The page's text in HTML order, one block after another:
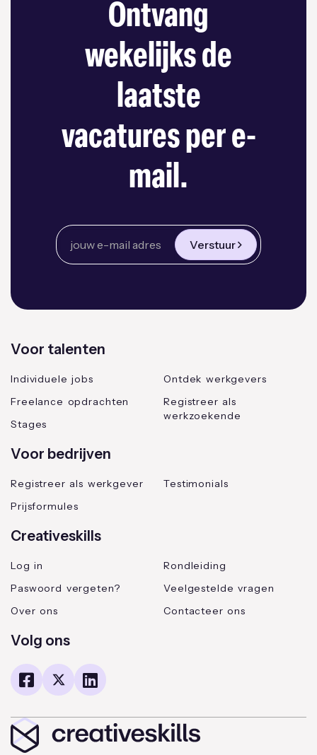
Ontvang
wekelijks de
laatste
vacatures per e-
mail.
Verstuur
Voor talenten
Individuele jobs
Freelance opdrachten
Stages
Ontdek werkgevers
Registreer als
werkzoekende
Voor bedrijven
Registreer als werkgever
Prijsformules
Testimonials
Creativeskills
Log in
Paswoord vergeten?
Over ons
Rondleiding
Veelgestelde vragen
Contacteer ons
Volg ons